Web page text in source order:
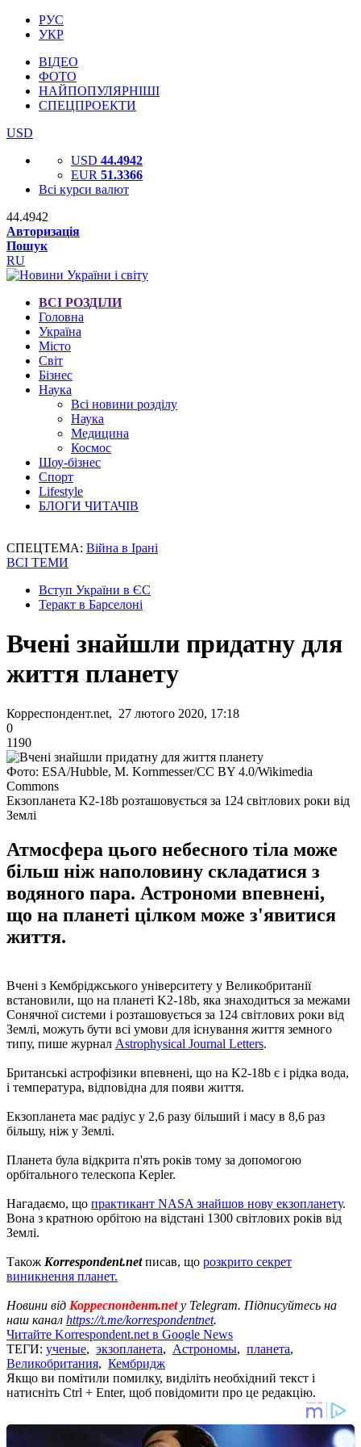
РУС
УКР
ВІДЕО
ФОТО
НАЙПОПУЛЯРНІШІ
СПЕЦПРОЕКТИ
USD
USD 44.4942
EUR 51.3366
Всі курси валют
44.4942
Авторизація
Пошук
RU
ВСІ РОЗДІЛИ
Головна
Україна
Місто
Світ
Бізнес
Наука
Всі новини розділу
Наука
Медицина
Космос
Шоу-бізнес
Спорт
Lifestyle
БЛОГИ ЧИТАЧІВ
СПЕЦТЕМА: Війна в Ірані
ВСІ ТЕМИ
Вступ України в ЄС
Теракт в Барселоні
Вчені знайшли придатну для
життя планету
Корреспондент.net, 27 лютого 2020, 17:18
0
1190
Фото: ESA/Hubble, M. Kornmesser/CC BY 4.0/Wikimedia
Commons
Екзопланета K2-18b розташовується за 124 світлових роки від
Землі
Атмосфера цього небесного тіла може
більш ніж наполовину складатися з
водяного пара. Астрономи впевнені,
що на планеті цілком може з'явитися
життя.
Вчені з Кембріджського університету у Великобританії
встановили, що на планеті K2-18b, яка знаходиться за межами
Сонячної системи і розташовується за 124 світлових роки від
Землі, можуть бути всі умови для існування життя земного
типу, пише журнал Astrophysical Journal Letters.
Британські астрофізики впевнені, що на K2-18b є і рідка вода,
і температура, відповідна для появи життя.
Екзопланета має радіус у 2,6 разу більший і масу в 8,6 раз
більшу, ніж у Землі.
Планета була відкрита п'ять років тому за допомогою
орбітального телескопа Kepler.
Нагадаємо, що практикант NASA знайшов нову екзопланету.
Вона з кратною орбітою на відстані 1300 світлових років від
Землі.
Також Korrespondent.netписав, що розкрито секрет
виникнення планет.
Новини від Корреспондент.net у Telegram. Підписуйтесь на
наш канал https://t.me/korrespondentnet.
Читайте Korrespondent.net в Google News
ТЕГИ: ученые, экзопланета, Астрономы, планета,
Великобритания, Кембридж
Якщо ви помітили помилку, виділіть необхідний текст і
натисніть Ctrl + Enter, щоб повідомити про це редакцію.